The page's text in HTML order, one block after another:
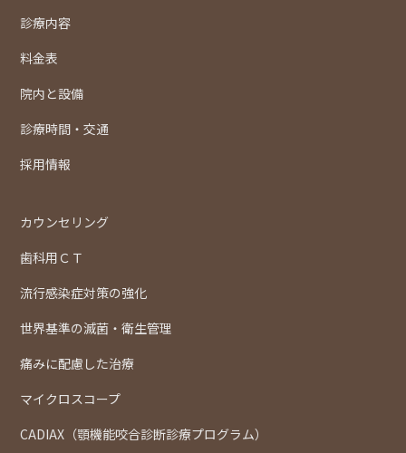
診療内容
料金表
院内と設備
診療時間・交通
採用情報
カウンセリング
歯科用ＣＴ
流行感染症対策の強化
世界基準の滅菌・衛生管理
痛みに配慮した治療
マイクロスコープ
CADIAX（顎機能咬合診断診療プログラム）